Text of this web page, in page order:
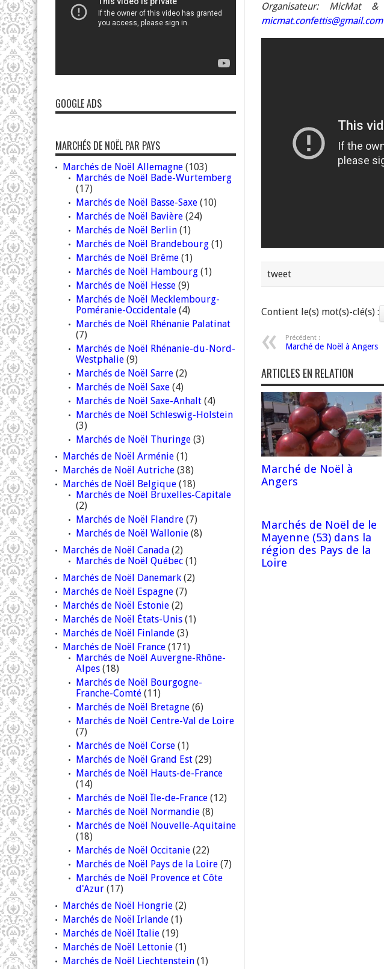
Organisateur: MicMat
micmat.confettis@gmail.com
tweet
Contient le(s) mot(s)-clé(s) :
Précédent :
Marché de Noël à Angers
ARTICLES EN RELATION
Marché de Noël à
Angers
Marchés de Noël de le
Mayenne (53) dans la
région des Pays de la
Loire
GOOGLE ADS
MARCHÉS DE NOËL PAR PAYS
Marchés de Noël Allemagne (103)
Marchés de Noël Bade-Wurtemberg
(17)
Marchés de Noël Basse-Saxe (10)
Marchés de Noël Bavière (24)
Marchés de Noël Berlin (1)
Marchés de Noël Brandebourg (1)
Marchés de Noël Brême (1)
Marchés de Noël Hambourg (1)
Marchés de Noël Hesse (9)
Marchés de Noël Mecklembourg-
Poméranie-Occidentale (4)
Marchés de Noël Rhénanie Palatinat
(7)
Marchés de Noël Rhénanie-du-Nord-
Westphalie (9)
Marchés de Noël Sarre (2)
Marchés de Noël Saxe (4)
Marchés de Noël Saxe-Anhalt (4)
Marchés de Noël Schleswig-Holstein
(3)
Marchés de Noël Thuringe (3)
Marchés de Noël Arménie (1)
Marchés de Noël Autriche (38)
Marchés de Noël Belgique (18)
Marchés de Noël Bruxelles-Capitale
(2)
Marchés de Noël Flandre (7)
Marchés de Noël Wallonie (8)
Marchés de Noël Canada (2)
Marchés de Noël Québec (1)
Marchés de Noël Danemark (2)
Marchés de Noël Espagne (7)
Marchés de Noël Estonie (2)
Marchés de Noël États-Unis (1)
Marchés de Noël Finlande (3)
Marchés de Noël France (171)
Marchés de Noël Auvergne-Rhône-
Alpes (18)
Marchés de Noël Bourgogne-
Franche-Comté (11)
Marchés de Noël Bretagne (6)
Marchés de Noël Centre-Val de Loire
(7)
Marchés de Noël Corse (1)
Marchés de Noël Grand Est (29)
Marchés de Noël Hauts-de-France
(14)
Marchés de Noël Île-de-France (12)
Marchés de Noël Normandie (8)
Marchés de Noël Nouvelle-Aquitaine
(18)
Marchés de Noël Occitanie (22)
Marchés de Noël Pays de la Loire (7)
Marchés de Noël Provence et Côte
d'Azur (17)
Marchés de Noël Hongrie (2)
Marchés de Noël Irlande (1)
Marchés de Noël Italie (19)
Marchés de Noël Lettonie (1)
Marchés de Noël Liechtenstein (1)